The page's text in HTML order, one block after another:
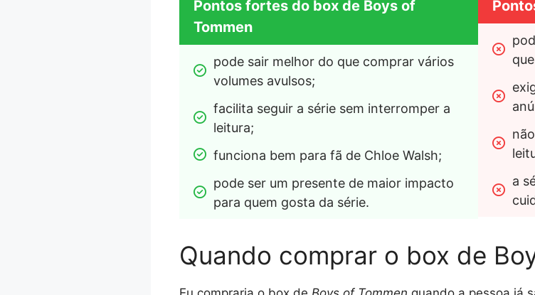
Pontos fortes do box de Boys of
Tommen
pode sair melhor do que comprar vários
volumes avulsos;
facilita seguir a série sem interromper a
leitura;
funciona bem para fã de Chloe Walsh;
pode ser um presente de maior impacto
para quem gosta da série.
a
Quando comprar o box de